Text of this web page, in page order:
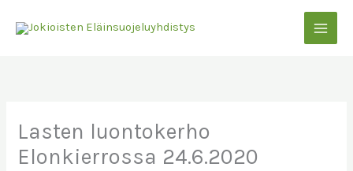
sisältöön
Lasten luontokerho
Elonkierrossa 24.6.2020